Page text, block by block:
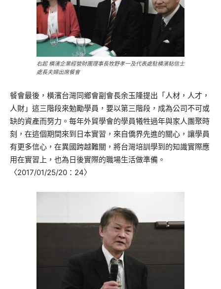
右起 橫濱企業經營財團理事長牧野孝一及代表處駐橫濱粘信士
處長夫婦出席餐會
餐會最後，橫濱台灣同鄉會副會長余玉隆提出「人材，人才，
人財」這三階段來勉勵學員，要以第三階段，成為公司不可或
缺的資產而努力。每年外貿學會的學員犧牲過年與家人團聚時
刻，在這個期間來到日本實習，來自僑界先進的關心，讓學員
有更多信心，在異國跨越難關，將台灣培訓學到的知識實際應
用在實習上，也為日後實際的職場生活做準備。
〈2017/01/25/20：24〉